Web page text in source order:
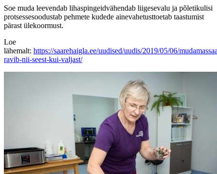
Soe muda leevendab lihaspingeidvähendab liigesevalu ja põletikulisi
protsessesoodustab pehmete kudede ainevahetusttoetab taastumist
pärast ülekoormust.
Loe
lähemalt: https://saarehaigla.ee/uudised/uudis/2019/05/06/
ravib-nii-seest-kui-valjast/